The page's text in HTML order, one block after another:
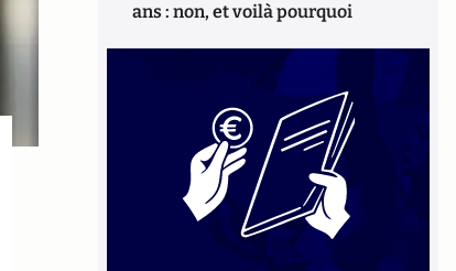
ans : non, et voilà pourquoi